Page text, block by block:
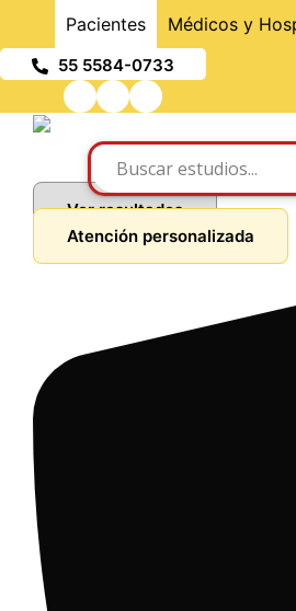
Pacientes Médicos y
55 5584-0733
Ver resultados
Atención personalizada